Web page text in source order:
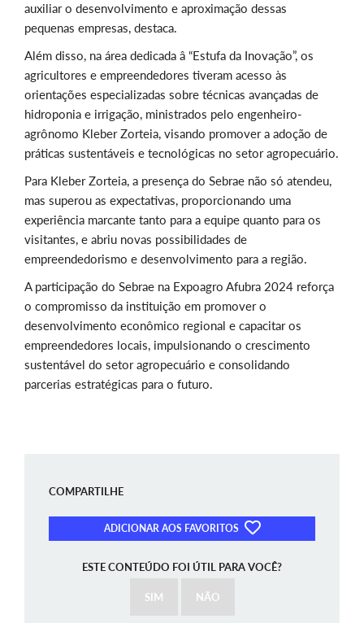
auxiliar o desenvolvimento e aproximação dessas
pequenas empresas, destaca.
Além disso, na área dedicada â “Estufa da Inovação”, os
agricultores e empreendedores tiveram acesso às
orientações especializadas sobre técnicas avançadas de
hidroponia e irrigação, ministrados pelo engenheiro-
agrônomo Kleber Zorteia, visando promover a adoção de
práticas sustentáveis e tecnológicas no setor agropecuário.
Para Kleber Zorteia, a presença do Sebrae não só atendeu,
mas superou as expectativas, proporcionando uma
experiência marcante tanto para a equipe quanto para os
visitantes, e abriu novas possibilidades de
empreendedorismo e desenvolvimento para a região.
A participação do Sebrae na Expoagro Afubra 2024 reforça
o compromisso da instituição em promover o
desenvolvimento econômico regional e capacitar os
empreendedores locais, impulsionando o crescimento
sustentável do setor agropecuário e consolidando
parcerias estratégicas para o futuro.
COMPARTILHE
ADICIONAR AOS FAVORITOS
ESTE CONTEÚDO FOI ÚTIL PARA VOCÊ?
SIM NÃO